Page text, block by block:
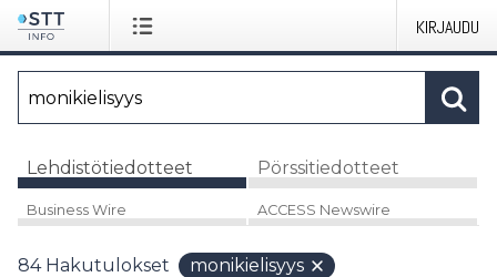
KIRJAUDU
Lehdistötiedotteet Pörssitiedotteet
Business Wire ACCESS Newswire
84 Hakutulokset monikielisyys